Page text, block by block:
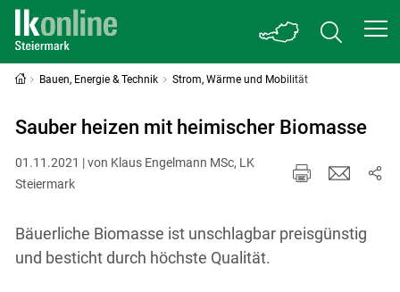
Bauen, Energie & Technik Strom, Wärme und Mobilität
Sauber heizen mit heimischer Biomasse
01.11.2021 | von Klaus Engelmann MSc, LK
Steiermark
Bäuerliche Biomasse ist unschlagbar preisgünstig
und besticht durch höchste Qualität.